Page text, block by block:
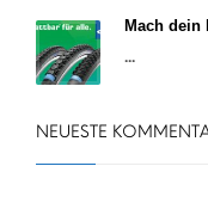
Mach dein
...
NEUESTE